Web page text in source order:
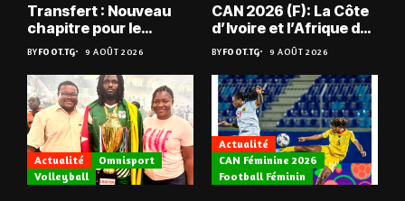
Transfert : Nouveau
chapitre pour le
Togolais Antoine
Agbetogon, au Mali
BYFOOT.TG 9 AOÛT 2026
CAN 2026 (F): La Côte
d’Ivoire et l’Afrique du
Sud tombent
BYFOOT.TG 9 AOÛT 2026
Actualité
Omnisport
Volleyball
Actualité
CAN Féminine 2026
Football Féminin